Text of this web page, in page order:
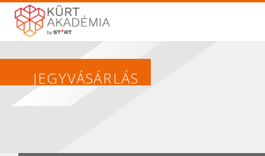
JEGYVÁSÁRLÁS